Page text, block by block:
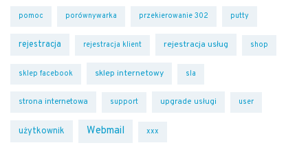
pomoc porównywarka przekierowanie 302 putty
rejestracja rejestracja klient rejestracja usług shop
sklep facebook sklep internetowy sla
strona internetowa support upgrade usługi user
użytkownik Webmail xxx